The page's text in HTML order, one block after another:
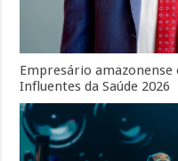
Empresário amazonense
Influentes da Saúde 2026